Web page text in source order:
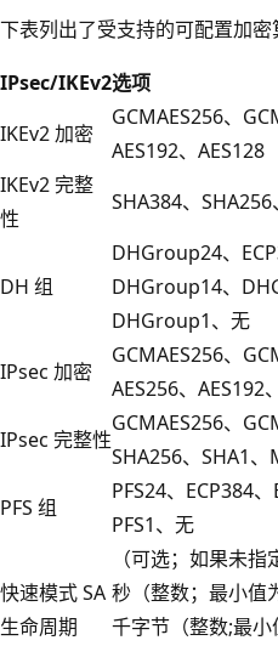
下表列出了受支持的可配置加密
IPsec/IKEv2选项
IKEv2 加密
GCMAES256、
AES192、AES128
IKEv2 完整
性
SHA384、
DH 组
DHGroup24、
DHGroup14、
DHGroup1、无
IPsec 加密
GCMAES256、
AES256、AES192
IPsec 完整性
GCMAES256、
SHA256、SHA1、
PFS 组
PFS24、ECP384、
PFS1、无
快速模式 SA
生命周期
（可选；如果未指
秒（整数；最小值
千字节（整数;最